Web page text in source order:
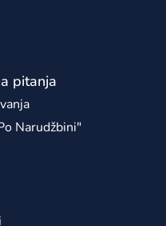
pitanja
Narudžbini"